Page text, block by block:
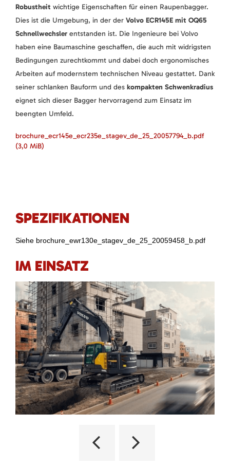
Robustheit wichtige Eigenschaften für einen Raupenbagger.
Dies ist die Umgebung, in der der Volvo ECR145E mit OQ65
Schnellwechsler entstanden ist. Die Ingenieure bei Volvo
haben eine Baumaschine geschaffen, die auch mit widrigsten
Bedingungen zurechtkommt und dabei doch ergonomisches
Arbeiten auf modernstem technischen Niveau gestattet. Dank
seiner schlanken Bauform und des kompakten Schwenkradius
eignet sich dieser Bagger hervorragend zum Einsatz im
beengten Umfeld.
brochure_ecr145e_ecr235e_stagev_de_25_20057794_b.pdf
(3,0 MiB)
SPEZIFIKATIONEN
Siehe brochure_ewr130e_stagev_de_25_20059458_b.pdf
IM EINSATZ